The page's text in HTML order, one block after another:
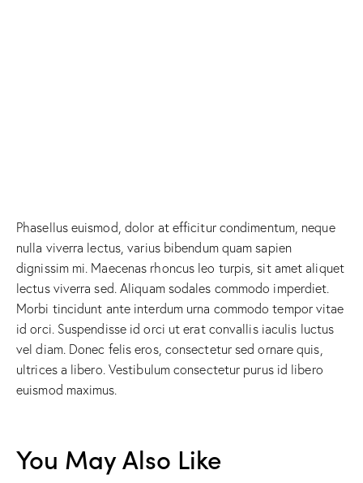
Phasellus euismod, dolor at efficitur condimentum, neque
nulla viverra lectus, varius bibendum quam sapien
dignissim mi. Maecenas rhoncus leo turpis, sit amet aliquet
lectus viverra sed. Aliquam sodales commodo imperdiet.
Morbi tincidunt ante interdum urna commodo tempor vitae
id orci. Suspendisse id orci ut erat convallis iaculis luctus
vel diam. Donec felis eros, consectetur sed ornare quis,
ultrices a libero. Vestibulum consectetur purus id libero
euismod maximus.
You May Also Like